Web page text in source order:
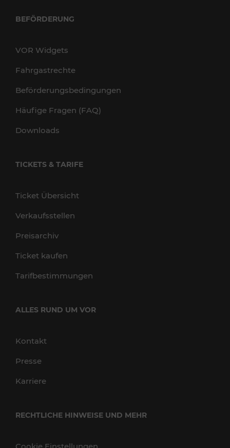
BEFÖRDERUNG
VOR Widgets
Fahrgastrechte
Beförderungsbedingungen
Häufige Fragen (FAQ)
Downloads
TICKETS & TARIFE
Ticket Übersicht
Verkaufsstellen
Preisarchiv
Ticket kaufen
Tarifbestimmungen
ALLES RUND UM VOR
Kontakt
Presse
Karriere
RECHTLICHE HINWEISE UND MEHR